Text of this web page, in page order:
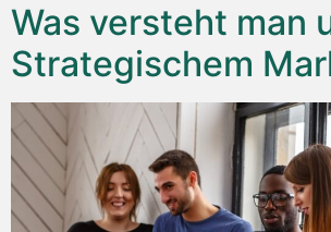
Was versteht man
Strategischem